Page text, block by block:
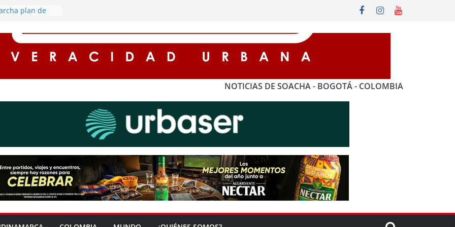
rurales de
por
plan de
de este
para
alumbrado
NOTICIAS DE SOACHA - BOGOTÁ - COLOMBIA